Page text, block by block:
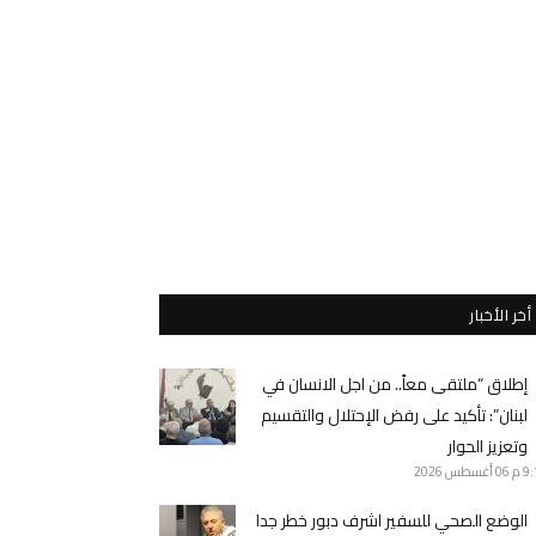
أخر الأخبار
إطلاق “ملتقى معاً.. من اجل الانسان في
لبنان”: تأكيد على رفض الإحتلال والتقسيم
وتعزيز الحوار
م 06 أغسطس 2026
الوضع الصحي للسفير اشرف دبور خطر جدا